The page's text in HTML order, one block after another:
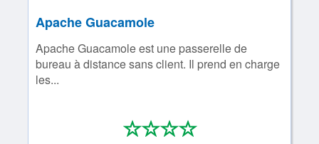
Apache Guacamole
Apache Guacamole est une passerelle de
bureau à distance sans client. Il prend en charge
les...
****
0/4